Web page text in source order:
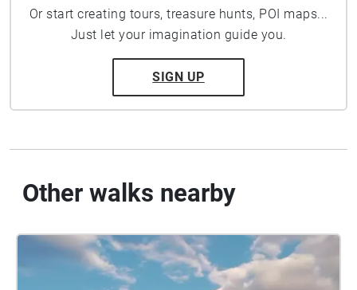
Or start creating tours, treasure hunts, POI maps...
Just let your imagination guide you.
SIGN UP
Other walks nearby